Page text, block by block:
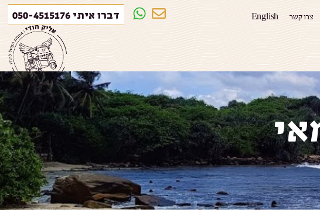
צרו קשר English דברו איתי 050-4515176